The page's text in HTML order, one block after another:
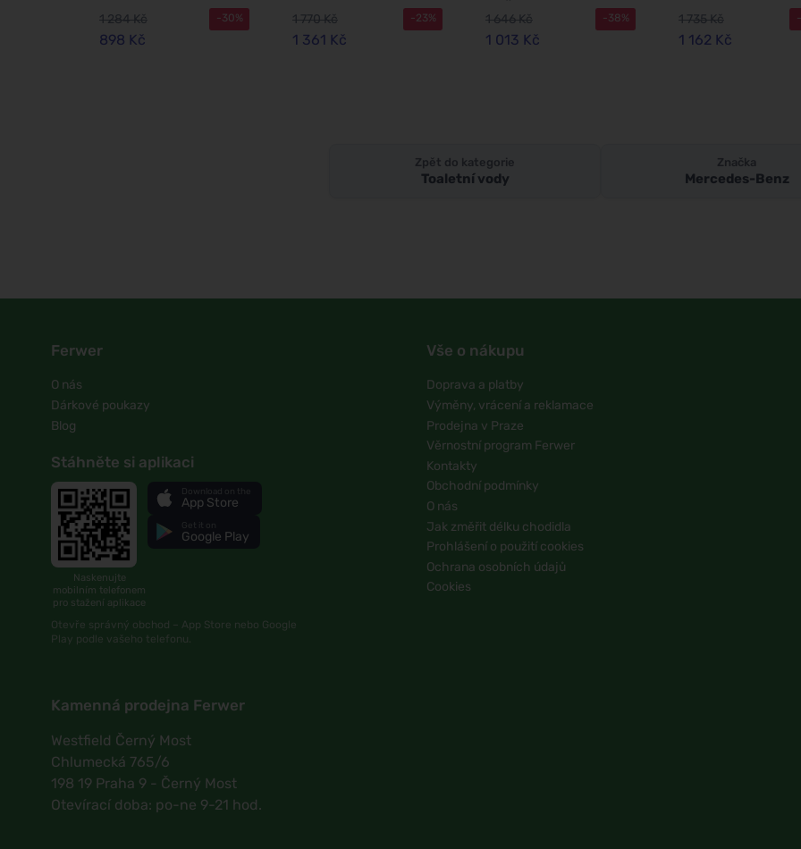
1 284 Kč
898 Kč
-30%
1 770 Kč
1 361 Kč
-23%
1 646 Kč
1 013 Kč
-38%
1 735 Kč
1 162 Kč
Zpět do kategorie
Toaletní vody
Značka
Mercedes-Benz
Ferwer
O nás
Dárkové poukazy
Blog
Stáhněte si aplikaci
Naskenujte
mobilním telefonem
pro stažení aplikace
App Store
Google Play
Otevře správný obchod – App Store nebo Google
Play podle vašeho telefonu.
Kamenná prodejna Ferwer
Westfield Černý Most
Chlumecká 765/6
198 19 Praha 9 - Černý Most
Otevírací doba: po-ne 9-21 hod.
Vše o nákupu
Doprava a platby
Výměny, vrácení a reklamace
Prodejna v Praze
Věrnostní program Ferwer
Kontakty
Obchodní podmínky
O nás
Jak změřit délku chodidla
Prohlášení o použití cookies
Ochrana osobních údajů
Cookies